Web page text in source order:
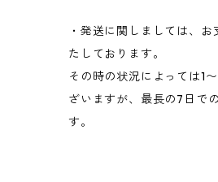
・発送に関しましては、
たしております。
その時の状況によっては1
ざいますが、最長の7日で
す。